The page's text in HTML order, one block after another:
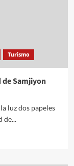
Turismo
de Samjiyon
luz dos papeles
de...